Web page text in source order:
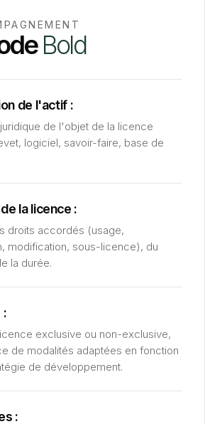
Bold
de l'actif :
de l'objet de la licence
logiciel, savoir-faire, base de
la licence :
droits accordés (usage,
modification, sous-licence), du
la durée.
:
exclusive ou non-exclusive,
de modalités adaptées en fonction
de développement.
: